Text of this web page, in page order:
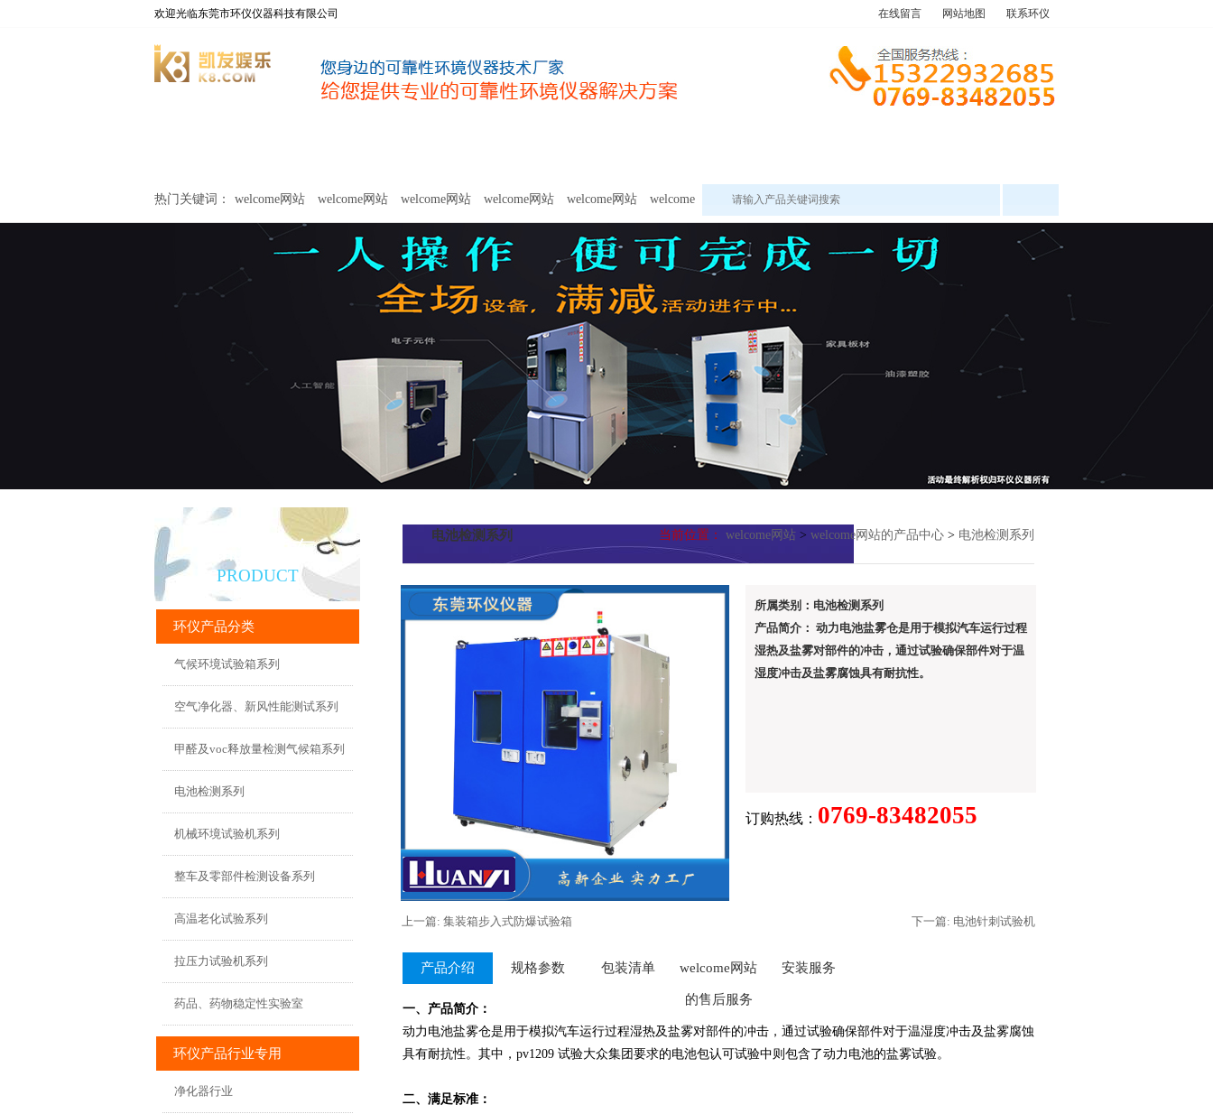
欢迎光临东莞市环仪仪器科技有限公司 在线留言 网站地图 联系环仪
关于环仪 联系环仪
热门关键词： welcome网站 welcome网站 welcome网站 welcome网站 welcome网站 welcome
welcome网站
产品直通车
PRODUCT
环仪产品分类
气候环境试验箱系列
空气净化器、新风性能测试系列
甲醛及voc释放量检测气候箱系列
电池检测系列
机械环境试验机系列
整车及零部件检测设备系列
高温老化试验系列
拉压力试验机系列
药品、药物稳定性实验室
环仪产品行业专用
净化器行业
当前位置： welcome网站 > welcome网站的产品中心 > 电池检测系列
电池检测系列
所属类别：电池检测系列
产品简介： 动力电池盐雾仓是用于模拟汽车运行过程
湿热及盐雾对部件的冲击，通过试验确保部件对于温
湿度冲击及盐雾腐蚀具有耐抗性。
订购热线： 0769-83482055
上一篇: 集装箱步入式防爆试验箱 下一篇: 电池针刺试验机
产品介绍 规格参数 包装清单 welcome网站
的售后服务
安装服务
一、产品简介：
动力电池盐雾仓是用于模拟汽车运行过程湿热及盐雾对部件的冲击，通过试验确保部件对于温湿度冲击及盐雾腐蚀
具有耐抗性。其中，pv1209 试验大众集团要求的电池包认可试验中则包含了动力电池的盐雾试验。
二、满足标准：